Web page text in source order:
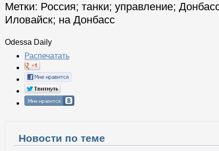
Метки: Россия; танки; управление;
Иловайск; на Донбасс
Odessa Daily
Распечатать
Новости по теме